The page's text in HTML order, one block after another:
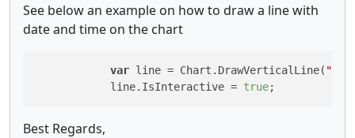
See below an example on how to draw a line with
date and time on the chart
var line = Chart.DrawVerticalLine(
            line.IsInteractive =
true;
Best Regards,